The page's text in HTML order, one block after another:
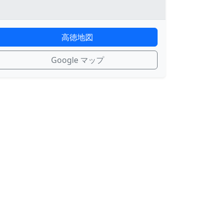
高徳地図
Google マップ